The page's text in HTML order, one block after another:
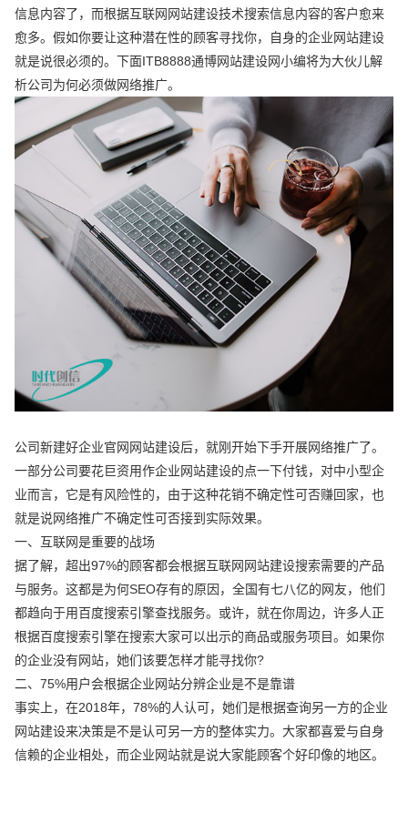
信息内容了，而根据互联网网站建设技术搜索信息内容的客户愈来
愈多。假如你要让这种潜在性的顾客寻找你，自身的企业网站建设
就是说很必须的。下面ITB8888通博网站建设网小编将为大伙儿解
析公司为何必须做网络推广。
公司新建好企业官网网站建设后，就刚开始下手开展网络推广了。
一部分公司要花巨资用作企业网站建设的点一下付钱，对中小型企
业而言，它是有风险性的，由于这种花销不确定性可否赚回家，也
就是说网络推广不确定性可否接到实际效果。
一、互联网是重要的战场
据了解，超出97%的顾客都会根据互联网网站建设搜索需要的产品
与服务。这都是为何SEO存有的原因，全国有七八亿的网友，他们
都趋向于用百度搜索引擎查找服务。或许，就在你周边，许多人正
根据百度搜索引擎在搜索大家可以出示的商品或服务项目。如果你
的企业没有网站，她们该要怎样才能寻找你?
二、75%用户会根据企业网站分辨企业是不是靠谱
事实上，在2018年，78%的人认可，她们是根据查询另一方的企业
网站建设来决策是不是认可另一方的整体实力。大家都喜爱与自身
信赖的企业相处，而企业网站就是说大家能顾客个好印像的地区。